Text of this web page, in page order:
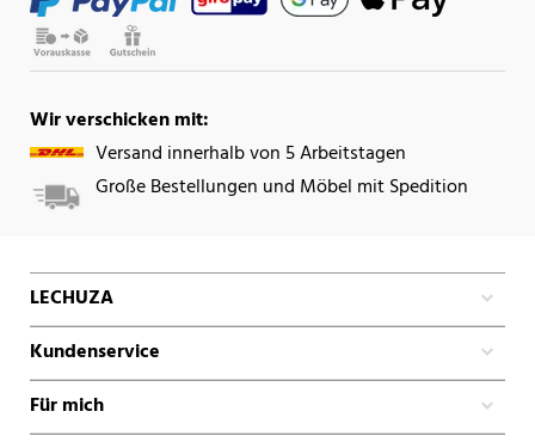
Wir verschicken mit:
Versand innerhalb von 5 Arbeitstagen
Große Bestellungen und Möbel mit Spedition
LECHUZA
Kundenservice
Für mich